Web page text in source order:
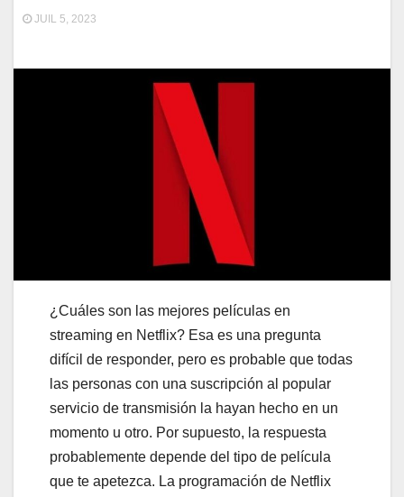
JUIL 5, 2023
¿Cuáles son las mejores películas en
streaming en Netflix? Esa es una pregunta
difícil de responder, pero es probable que todas
las personas con una suscripción al popular
servicio de transmisión la hayan hecho en un
momento u otro. Por supuesto, la respuesta
probablemente depende del tipo de película
que te apetezca. La programación de Netflix